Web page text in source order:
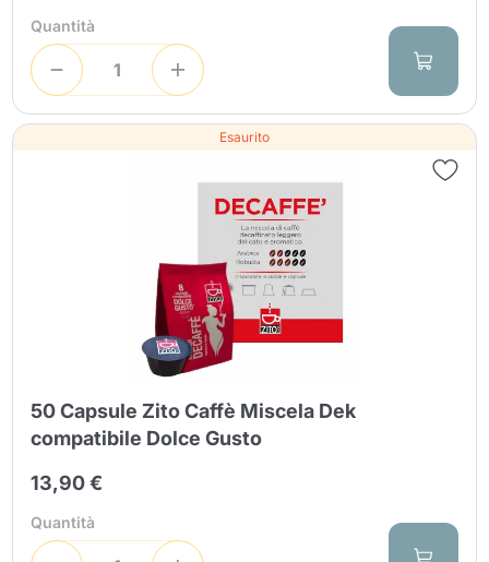
Quantità
Esaurito
50 Capsule Zito Caffè Miscela Dek
compatibile Dolce Gusto
13,90 €
Quantità